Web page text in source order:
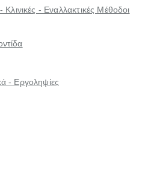
Κλινικές - Εναλλακτικές Μέθοδοι
- Εργοληψίες